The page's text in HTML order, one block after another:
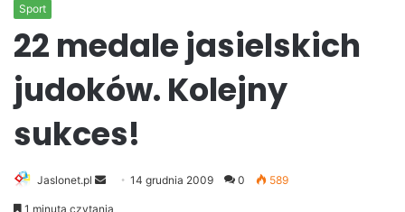
Sport
22 medale jasielskich
judoków. Kolejny
sukces!
Jaslonet.pl
e
14 grudnia 2009 0 589
1 minuta czytania